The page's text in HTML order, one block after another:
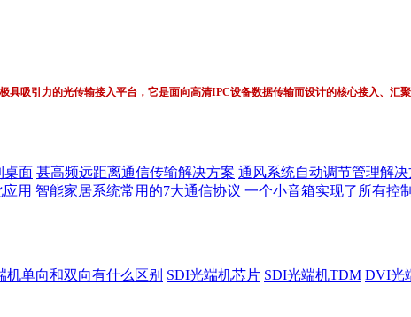
吸引力的光传输接入平台，它是面向高清IPC设备数据传输而设计的核心接入、汇
桌面 甚高频远距离通信传输解决方案 通风系统自动调节管理解决
用 智能家居系统常用的7大通信协议 一个小音箱实现了所有控
机单向和双向有什么区别 SDI光端机芯片 SDI光端机TDM DVI光